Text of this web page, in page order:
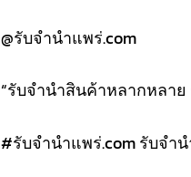
@รับจำนำแพร่.com
“รับจำนำสินค้าหลากหลา
#รับจํานําแพร่.com รับจำ